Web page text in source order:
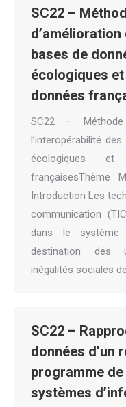
SC22 –
bases de
écologiques
données
SC22 – Méthode
l’interopérabilité
écologiques et
françaisesThème :
Introduction Les
communication
dans le système
destination des
inégalités sociales
SC22 –
données d’un
programme
systèmes